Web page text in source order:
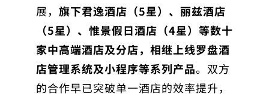
展， 旗下君逸酒店（5星）、丽兹酒店
（5星）、惟景假日酒店（4星）等数十
家中高端酒店及分店，相继上线罗盘酒
店管理系统及小程序等系列产品。双方
的合作早已突破单一酒店的效率提升，